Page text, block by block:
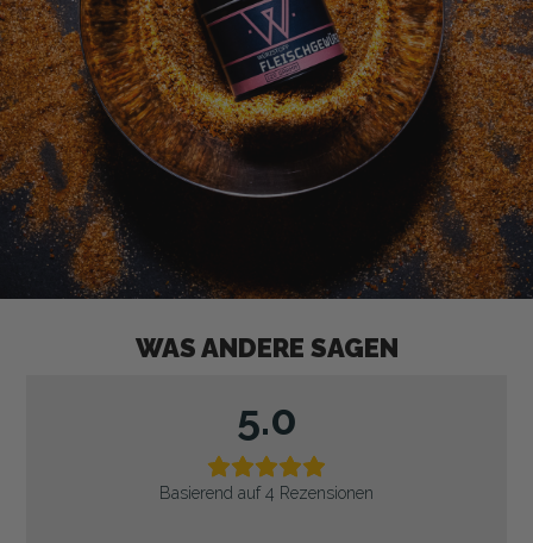
WAS ANDERE SAGEN
5.0
Basierend auf 4 Rezensionen